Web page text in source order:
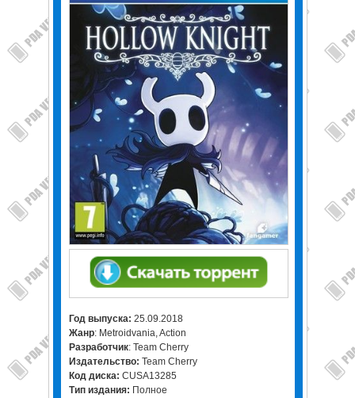
Год выпуска: 25.09.2018
Жанр: Metroidvania, Action
Разработчик: Team Cherry
Издательство: Team Cherry
Код диска: CUSA13285
Тип издания: Полное